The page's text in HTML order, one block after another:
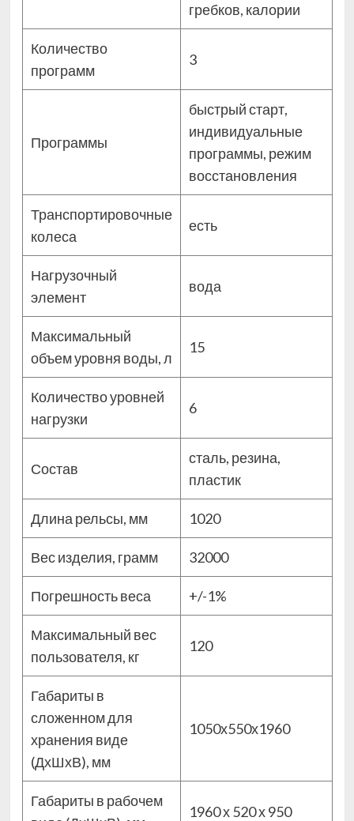
гребков, калории
Количество
программ
3
Программы
быстрый старт,
индивидуальные
программы, режим
восстановления
Транспортировочные
колеса
есть
Нагрузочный
элемент
вода
Максимальный
объем уровня воды, л
15
Количество уровней
нагрузки
6
Состав
сталь, резина,
пластик
Длина рельсы, мм 1020
Вес изделия, грамм 32000
Погрешность веса +/-1%
Максимальный вес
пользователя, кг
120
Габариты в
сложенном для
хранения виде
(ДхШхВ), мм
1050х550х1960
Габариты в рабочем
1960 х 520 х 950